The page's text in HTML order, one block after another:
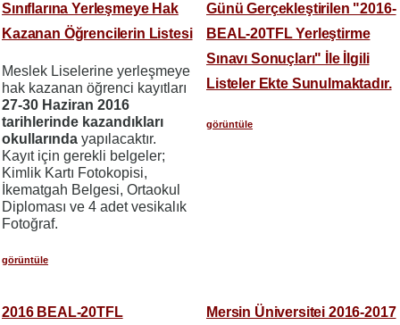
Sınıflarına Yerleşmeye Hak
Kazanan Öğrencilerin Listesi
Meslek Liselerine yerleşmeye
hak kazanan öğrenci kayıtları
27-30 Haziran 2016
tarihlerinde kazandıkları
okullarında yapılacaktır.
Kayıt için gerekli belgeler;
Kimlik Kartı Fotokopisi,
İkematgah Belgesi, Ortaokul
Diploması ve 4 adet vesikalık
Fotoğraf.
görüntüle
Günü Gerçekleştirilen "2016-
BEAL-20TFL Yerleştirme
Sınavı Sonuçları" İle İlgili
Listeler Ekte Sunulmaktadır.
görüntüle
2016 BEAL-20TFL
Mersin Üniversitei 2016-2017